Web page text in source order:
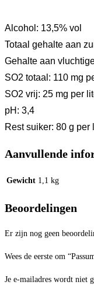
Alcohol: 13,5% vol
Totaal gehalte aan
Gehalte aan
SO2 totaal: 110 mg
SO2 vrij: 25 mg per
pH: 3,4
Rest suiker: 80 g per
Aanvullende
Gewicht 1,1 kg
Beoordelingen
Er zijn nog geen
Wees de eerste om
Je e-mailadres wordt niet